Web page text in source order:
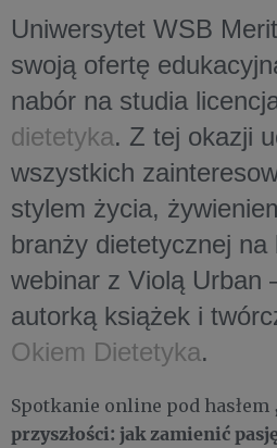
Uniwersytet WSB
swoją ofertę
nabór na studia
dietetyka. Z tej okazji
wszystkich
stylem życia,
branży dietetycznej na
webinar z Violą Urban
autorką książek i
Okiem Dietetyka.
Spotkanie online pod hasłem
przyszłości: jak zamienić